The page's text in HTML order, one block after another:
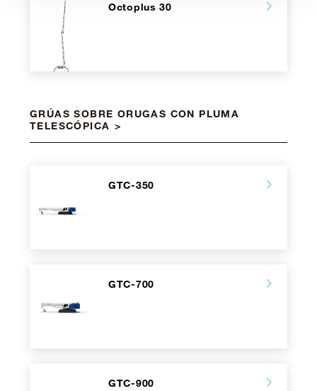
Octoplus 30
GRÚAS SOBRE ORUGAS CON PLUMA
TELESCÓPICA
GTC-350
GTC-700
GTC-900